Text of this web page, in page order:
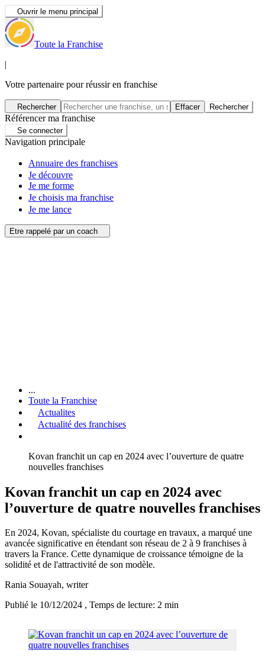
Ouvrir le menu principal
Toute la Franchise
|
Votre partenaire pour réussir en franchise
Rechercher Effacer Rechercher
Référencer ma franchise
Se connecter
Navigation principale
Annuaire des franchises
Je découvre
Je me forme
Je choisis ma franchise
Je me lance
Etre rappelé par un coach
...
Toute la Franchise
Actualites
Actualité des franchises
Kovan franchit un cap en 2024 avec l’ouverture de quatre
nouvelles franchises
Kovan franchit un cap en 2024 avec
l’ouverture de quatre nouvelles franchises
En 2024, Kovan, spécialiste du courtage en travaux, a marqué une
avancée significative en étendant son réseau de 2 à 9 franchises à
travers la France. Cette dynamique de croissance témoigne de la
solidité et de l'attractivité de son modèle.
Rania Souayah, writer
Publié le 10/12/2024 , Temps de lecture: 2 min